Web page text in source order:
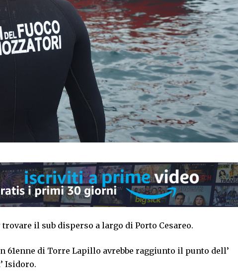
il sub disperso a largo di Porto Cesareo.
61enne di Torre Lapillo avrebbe raggiunto il punto dell’
Isidoro.